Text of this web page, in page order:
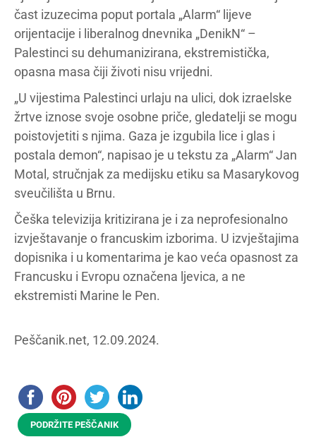
čast izuzecima poput portala „Alarm“ lijeve
orijentacije i liberalnog dnevnika „DenikN“ –
Palestinci su dehumanizirana, ekstremistička,
opasna masa čiji životi nisu vrijedni.
„U vijestima Palestinci urlaju na ulici, dok izraelske
žrtve iznose svoje osobne priče, gledatelji se mogu
poistovjetiti s njima. Gaza je izgubila lice i glas i
postala demon“, napisao je u tekstu za „Alarm“ Jan
Motal, stručnjak za medijsku etiku sa Masarykovog
sveučilišta u Brnu.
Češka televizija kritizirana je i za neprofesionalno
izvještavanje o francuskim izborima. U izvještajima
dopisnika i u komentarima je kao veća opasnost za
Francusku i Evropu označena ljevica, a ne
ekstremisti Marine le Pen.
Peščanik.net, 12.09.2024.
PODRŽITE PEŠČANIK